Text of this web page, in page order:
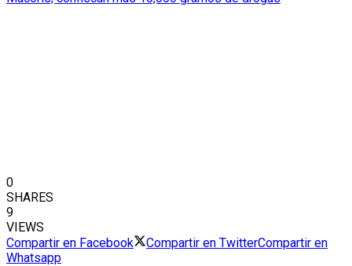
0
SHARES
9
VIEWS
Compartir en Facebook
Compartir en TwitterCompartir en
Whatsapp